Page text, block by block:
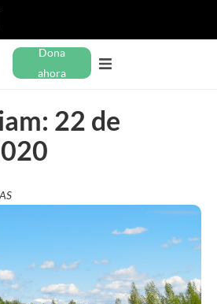
Dona
ahora
22 de